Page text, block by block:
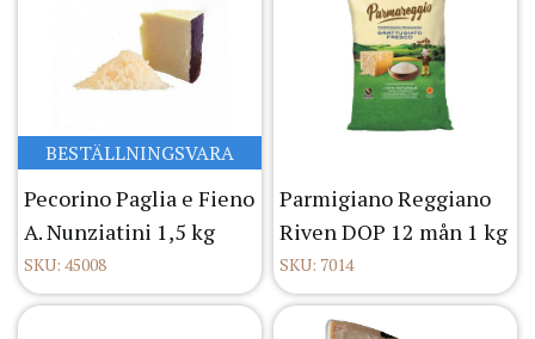
BESTÄLLNINGSVARA
Pecorino Paglia e Fieno
A. Nunziatini 1,5 kg
SKU: 45008
Parmigiano Reggiano
Riven DOP 12 mån 1 kg
SKU: 7014